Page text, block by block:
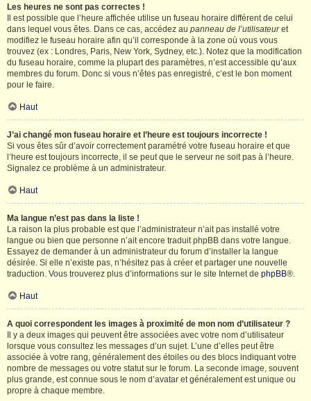
Les heures ne sont pas correctes !
Il est possible que l’heure affichée utilise un fuseau horaire différent de celui
dans lequel vous êtes. Dans ce cas, accédez au panneau de l’utilisateuret
modifiez le fuseau horaire afin qu’il corresponde à la zone où vous vous
trouvez (ex : Londres, Paris, New York, Sydney, etc.). Notez que la modification
du fuseau horaire, comme la plupart des paramètres, n’est accessible qu’aux
membres du forum. Donc si vous n’êtes pas enregistré, c’est le bon moment
pour le faire.
Haut
J’ai changé mon fuseau horaire et l’heure est toujours incorrecte !
Si vous êtes sûr d’avoir correctement paramétré votre fuseau horaire et que
l’heure est toujours incorrecte, il se peut que le serveur ne soit pas à l’heure.
Signalez ce problème à un administrateur.
Haut
Ma langue n’est pas dans la liste !
La raison la plus probable est que l’administrateur n’ait pas installé votre
langue ou bien que personne n’ait encore traduit phpBB dans votre langue.
Essayez de demander à un administrateur du forum d’installer la langue
désirée. Si elle n’existe pas, n’hésitez pas à créer et partager une nouvelle
traduction. Vous trouverez plus d’informations sur le site Internet de phpBB®.
Haut
A quoi correspondent les images à proximité de mon nom d’utilisateur ?
Il y a deux images qui peuvent être associées avec votre nom d’utilisateur
lorsque vous consultez les messages d’un sujet. L’une d’elles peut être
associée à votre rang, généralement des étoiles ou des blocs indiquant votre
nombre de messages ou votre statut sur le forum. La seconde image, souvent
plus grande, est connue sous le nom d’avatar et généralement est unique ou
propre à chaque membre.